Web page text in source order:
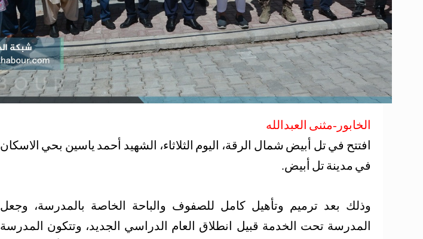
الخابور-مثنى العبدالله
افتتح في تل أبيض شمال الرقة، اليوم الثلاثاء، الشهيد أحمد ياسين بحي الاسكان
في مدينة تل أبيض.
وذلك بعد ترميم وتأهيل كامل للصفوف والباحة الخاصة بالمدرسة، وجعل
المدرسة تحت الخدمة قبيل انطلاق العام الدراسي الجديد، وتتكون المدرسة